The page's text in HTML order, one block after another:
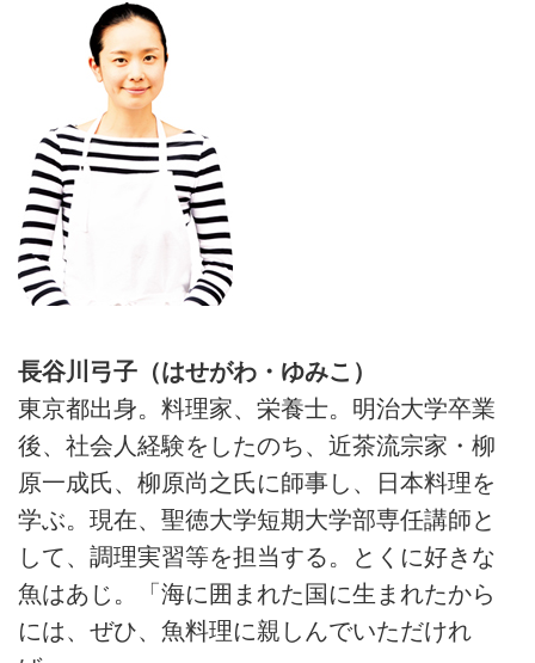
長谷川弓子（はせがわ・ゆみこ）
東京都出身。料理家、栄養士。明治大学卒業
後、社会人経験をしたのち、近茶流宗家・柳
原一成氏、柳原尚之氏に師事し、日本料理を
学ぶ。現在、聖徳大学短期大学部専任講師と
して、調理実習等を担当する。とくに好きな
魚はあじ。「海に囲まれた国に生まれたから
には、ぜひ、魚料理に親しんでいただけれ